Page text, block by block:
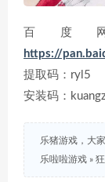
百度
https://
提取码：ryl5
安装码：
乐猪游戏，大
乐啦啦游戏 »